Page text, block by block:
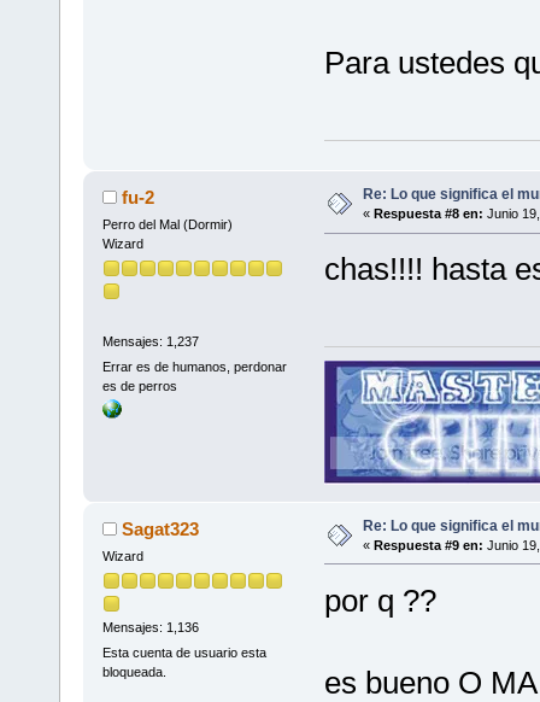
Para ustedes
fu-2
Perro del Mal (Dormir)
Wizard
Mensajes: 1,237
Errar es de humanos, perdonar
es de perros
Re: Lo que significa el
« Respuesta #8 en: Junio
chas!!!! hasta
Sagat323
Wizard
Mensajes: 1,136
Esta cuenta de usuario esta
bloqueada.
Re: Lo que significa el
« Respuesta #9 en: Junio
por q ??
es bueno O